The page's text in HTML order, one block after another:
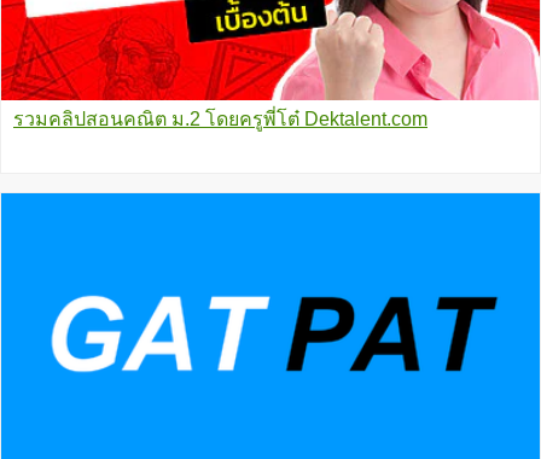
รวมคลิปสอนคณิต ม.2 โดยครูพี่โต๋ Dektalent.com